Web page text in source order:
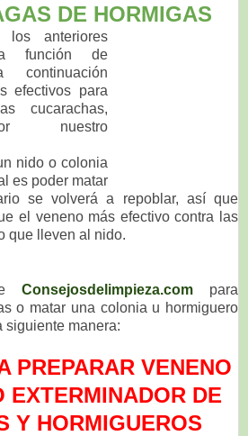
DE HORMIGAS
los anteriores
función de
efectivos para
cucarachas,
nuestro
nido o colonia
es poder matar
se volverá a repoblar, así que
el veneno más efectivo contra las
que lleven al nido.
Consejosdelimpieza.com para
o matar una colonia u hormiguero
siguiente manera:
PREPARAR VENENO
EXTERMINADOR DE
Y HORMIGUEROS